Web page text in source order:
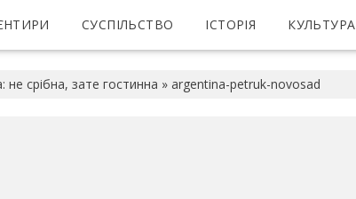
СУСПІЛЬСТВО ІСТОРІЯ КУЛЬТУРА
не срібна, зате гостинна » argentina-petruk-novosad